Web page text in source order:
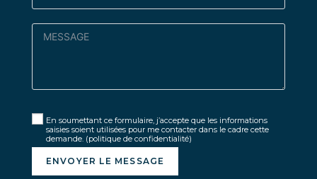
En soumettant ce formulaire, j’accepte que les informations
saisies soient utilisées pour me contacter dans le cadre cette
demande. (politique de confidentialité)
ENVOYER LE MESSAGE